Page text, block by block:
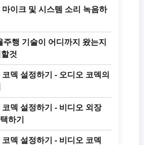
마이크 및 시스템 소리 녹음하
주행 기술이 어디까지 왔는지
것
코덱 설정하기 - 오디오 코덱의
코덱 설정하기 - 비디오 외장
하기
코덱 설정하기 - 비디오 코덱